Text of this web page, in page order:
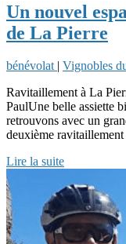
Un nouvel
de La Pierre
bénévolat | Vignobles
Ravitaillement à La
PaulUne belle assiette
retrouvons avec un
deuxième
Lire la suite